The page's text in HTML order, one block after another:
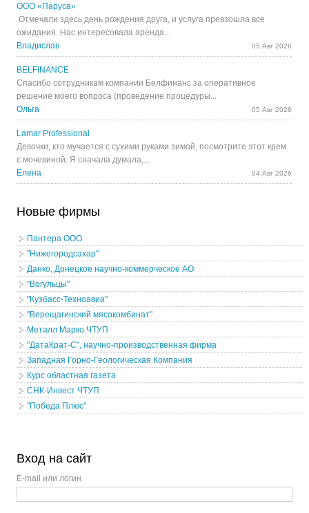
ООО «Паруса»
Отмечали здесь день рождения друга, и услуга превзошла все
ожидания. Нас интересовала аренда...
Владислав
05 Авг 2026
BELFINANCE
Спасибо сотрудникам компании Белфинанс за оперативное
решение моего вопроса (проведение процедуры...
Ольга
05 Авг 2026
Lamar Professional
Девочки, кто мучается с сухими руками зимой, посмотрите этот крем
с мочевиной. Я сначала думала,...
Елена
04 Авг 2026
Новые фирмы
Пантера ООО
"Нижегородсахар"
Данко, Донецкое научно-коммерческое АО
"Вогульцы"
"Кузбасс-Техноавиа"
"Верещагинский мясокомбинат"
Металл Марко ЧТУП
"ДатаКрат-С", научно-производственная фирма
Западная Горно-Геологическая Компания
Курс областная газета
СНК-Инвест ЧТУП
"Победа Плюс"
Вход на сайт
E-mail или логин